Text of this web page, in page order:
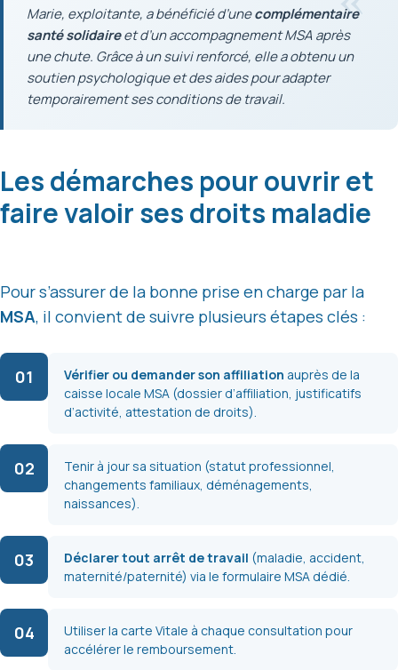
Marie, exploitante, a bénéficié d’unecomplémentaire
santé solidaireet d’un accompagnement MSA après
une chute. Grâce à un suivi renforcé, elle a obtenu un
soutien psychologique et des aides pour adapter
temporairement ses conditions de travail.
Les démarches pour ouvrir et
faire valoir ses droits maladie
Pour s’assurer de la bonne prise en charge par la
MSA, il convient de suivre plusieurs étapes clés :
01 Vérifier ou demander son affiliation auprès de la
caisse locale MSA (dossier d’affiliation, justificatifs
d’activité, attestation de droits).
02
Tenir à jour sa situation (statut professionnel,
changements familiaux, déménagements,
naissances).
03 Déclarer tout arrêt de travail (maladie, accident,
maternité/paternité) via le formulaire MSA dédié.
04
Utiliser la carte Vitale à chaque consultation pour
accélérer le remboursement.